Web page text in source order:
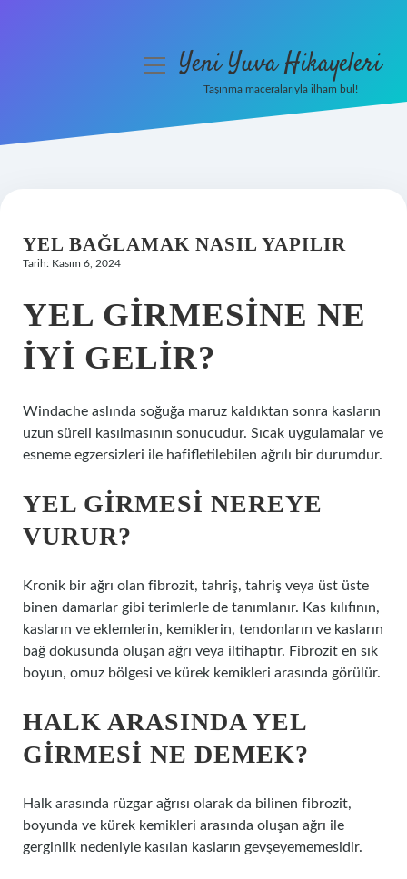
Hakkımızda
menüyüYeni Yuva Hikayeleri
Taşınma maceralarıyla ilham bul!
YEL BAĞLAMAK NASIL YAPILIR
Tarih: Kasım 6, 2024
YEL GIRMESINE NE
IYI GELIR?
Windache aslında soğuğa maruz kaldıktan sonra kasların
uzun süreli kasılmasının sonucudur. Sıcak uygulamalar ve
esneme egzersizleri ile hafifletilebilen ağrılı bir durumdur.
YEL GIRMESI NEREYE
VURUR?
Kronik bir ağrı olan fibrozit, tahriş, tahriş veya üst üste
binen damarlar gibi terimlerle de tanımlanır. Kas kılıfının,
kasların ve eklemlerin, kemiklerin, tendonların ve kasların
bağ dokusunda oluşan ağrı veya iltihaptır. Fibrozit en sık
boyun, omuz bölgesi ve kürek kemikleri arasında görülür.
HALK ARASINDA YEL
GIRMESI NE DEMEK?
Halk arasında rüzgar ağrısı olarak da bilinen fibrozit,
boyunda ve kürek kemikleri arasında oluşan ağrı ile
gerginlik nedeniyle kasılan kasların gevşeyememesidir.